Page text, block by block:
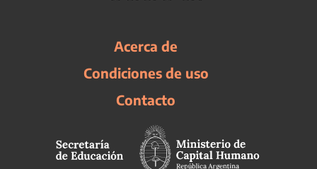
Acerca de
Condiciones de uso
Contacto